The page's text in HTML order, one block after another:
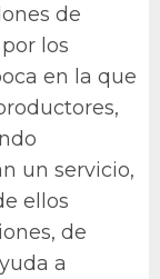
de
los
en la que
un servicio,
ellos
de
a